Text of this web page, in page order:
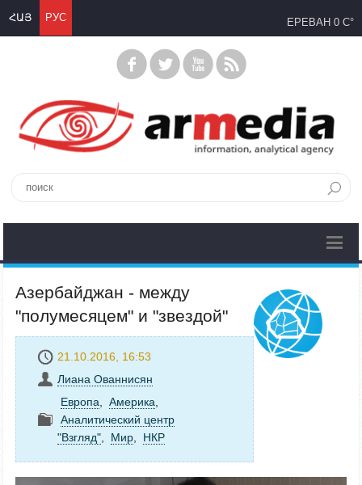
ՀԱՅ РУС ЕРЕВАН 0 C°
Азербайджан - между
"полумесяцем" и "звездой"
21.10.2016, 16:53
Лиана Ованнисян
Европа
Америка
Аналитический центр
"Взгляд"
Mир НКР